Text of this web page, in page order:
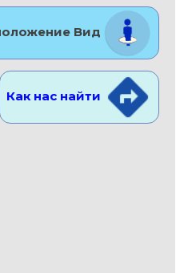
Вид
Как нас найти